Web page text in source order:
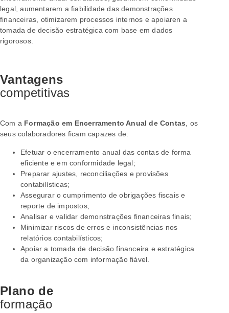
legal, aumentarem a fiabilidade das demonstrações
financeiras, otimizarem processos internos e apoiaren a
tomada de decisão estratégica com base em dados
rigorosos.
Vantagens
competitivas
Com a Formação em Encerramento Anual de Contas, os
seus colaboradores ficam capazes de:
Efetuar o encerramento anual das contas de forma
eficiente e em conformidade legal;
Preparar ajustes, reconciliações e provisões
contabilísticas;
Assegurar o cumprimento de obrigações fiscais e
reporte de impostos;
Analisar e validar demonstrações financeiras finais;
Minimizar riscos de erros e inconsistências nos
relatórios contabilísticos;
Apoiar a tomada de decisão financeira e estratégica
da organização com informação fiável.
Plano de
formação